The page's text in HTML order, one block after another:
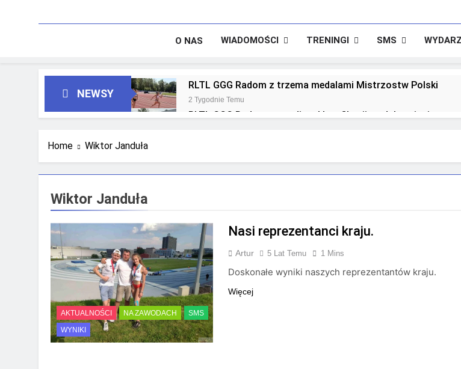
O NAS WIADOMOŚCI TRENINGI SMS
NEWSY
RLTL GGG Radom z trzema medalami Mistrzostw Polski
2 Tygodnie Temu
RLTL GGG Radom na podium klasyfikacji medalowej
Home Wiktor Janduła
Wiktor Janduła
AKTUALNOŚCI NA ZAWODACH
SMS
WYNIKI
Nasi reprezentanci kraju.
Artur 5 Lat Temu 1 Mins
Doskonałe wyniki naszych reprezentantów kraju.
Więcej